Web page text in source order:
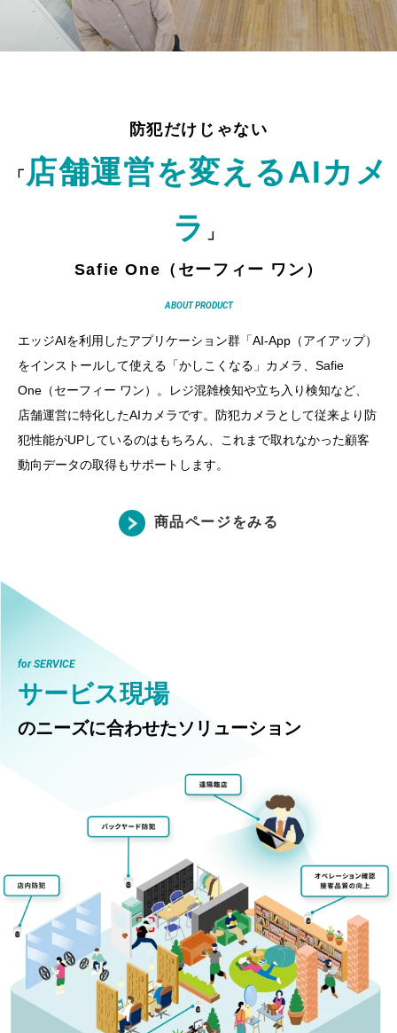
防犯だけじゃない
「 店舗運営を変えるAIカメ
ラ
」
Safie One（セーフィー ワン）
ABOUT PRODUCT
エッジAIを利用したアプリケーション群「AI-App（アイアップ）
をインストールして使える「かしこくなる」カメラ、Safie
One（セーフィー ワン）。レジ混雑検知や立ち入り検知など、
店舗運営に特化したAIカメラです。防犯カメラとして従来より防
犯性能がUPしているのはもちろん、これまで取れなかった顧客
動向データの取得もサポートします。
商品ページをみる
for SERVICE
サービス現場
のニーズに合わせたソリューション